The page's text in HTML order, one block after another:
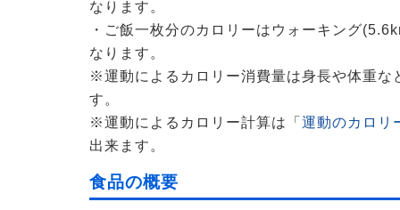
なります。
・ご飯一枚分のカロリーはウォーキング
なります。
※運動によるカロリー消費量は身長や体重な
す。
※運動によるカロリー計算は「運動のカロリ
出来ます。
食品の概要